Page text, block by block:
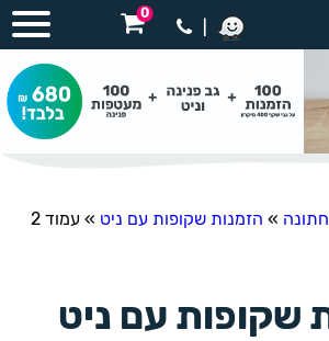
0
» הזמנות שקופות עם ניט » עמוד 2
שקופות עם ניט